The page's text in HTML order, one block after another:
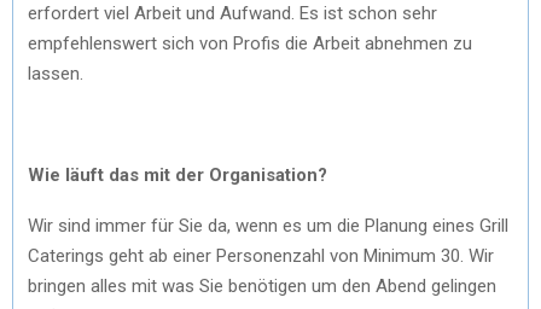
erfordert viel Arbeit und Aufwand. Es ist schon sehr
empfehlenswert sich von Profis die Arbeit abnehmen zu
lassen.
Wie läuft das mit der Organisation?
Wir sind immer für Sie da, wenn es um die Planung eines Grill
Caterings geht ab einer Personenzahl von Minimum 30. Wir
bringen alles mit was Sie benötigen um den Abend gelingen